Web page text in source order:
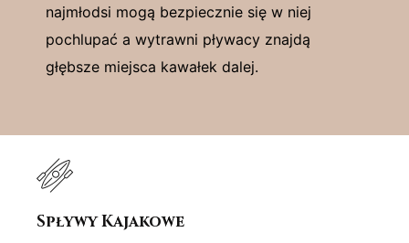
najmłodsi mogą bezpiecznie się w niej
pochlupać a wytrawni pływacy znajdą
głębsze miejsca kawałek dalej.
Spływy Kajakowe